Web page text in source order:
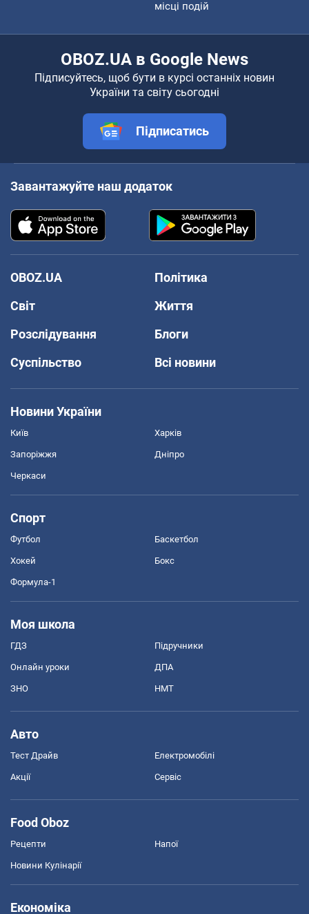
місці подій
OBOZ.UA в Google News
Підписуйтесь, щоб бути в курсі останніх новин
України та світу сьогодні
Підписатись
Завантажуйте наш додаток
OBOZ.UA
Політика
Світ
Життя
Розслідування
Блоги
Суспільство
Всі новини
Новини України
Київ Харків
Запоріжжя Дніпро
Черкаси
Спорт
Футбол Баскетбол
Хокей Бокс
Формула-1
Моя школа
ГДЗ Підручники
Онлайн уроки ДПА
ЗНО НМТ
Авто
Тест Драйв Електромобілі
Акції Сервіс
Food Oboz
Рецепти Напої
Новини Кулінарії
Економіка